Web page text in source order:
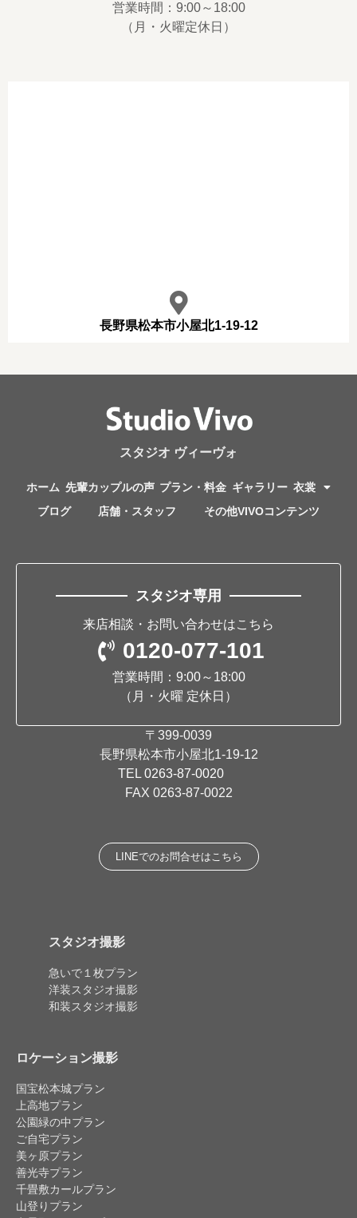
営業時間：9:00～18:00
（月・火曜定休日）
長野県松本市小屋北1-19-12
スタジオ ヴィーヴォ
ホーム 先輩カップルの声 プラン・料金 ギャラリー 衣裳
ブログ
店舗・スタッフ その他VIVOコンテンツ
スタジオ専用
来店相談・お問い合わせはこちら
0120-077-101
営業時間：9:00～18:00
（月・火曜 定休日）
〒399-0039
長野県松本市小屋北1-19-12
TEL 0263-87-0020
FAX 0263-87-0022
LINEでのお問合せはこちら
スタジオ撮影
急いで１枚プラン
洋装スタジオ撮影
和装スタジオ撮影
ロケーション撮影
国宝松本城プラン
上高地プラン
公園緑の中プラン
ご自宅プラン
美ヶ原プラン
善光寺プラン
千畳敷カールプラン
山登りプラン